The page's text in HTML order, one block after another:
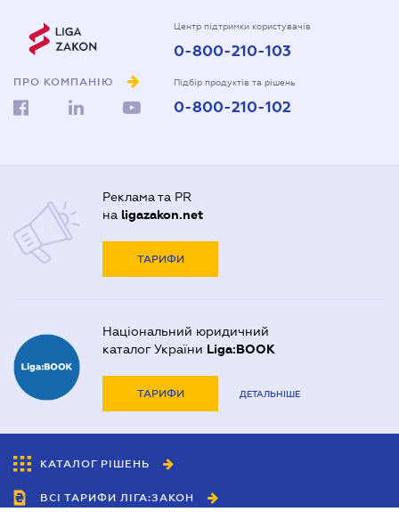
ПРО КОМПАНІЮ
Центр підтримки користувачів
0-800-210-103
Підбір продуктів та рішень
0-800-210-102
Реклама та PR
на ligazakon.net
ТАРИФИ
Національний юридичний
каталог України Liga:BOOK
ТАРИФИ ДЕТАЛЬНІШЕ
КАТАЛОГ РІШЕНЬ
ВСІ ТАРИФИ ЛІГА:ЗАКОН